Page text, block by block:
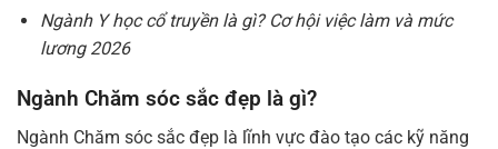
Ngành Y học cổ truyền là gì? Cơ hội việc làm và mức
lương 2026
Ngành Chăm sóc sắc đẹp là gì?
Ngành Chăm sóc sắc đẹp là lĩnh vực đào tạo các kỹ năng